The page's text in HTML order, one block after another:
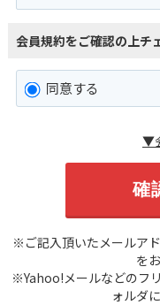
会員規約をご確認の上チ
同意する
▼
※ご記入頂いたメールア
を
※Yahoo!メールなどのフ
ォルダ